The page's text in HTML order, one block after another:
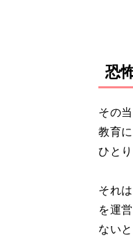
恐
その
教育
ひと
それ
を運
ない